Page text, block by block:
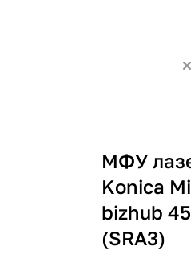
МФУ
Konica
bizhub
(SRA3)